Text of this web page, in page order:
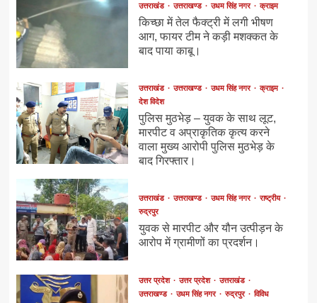
उत्तराखंड उत्तराखण्ड उधम सिंह नगर क्राइम
किच्छा में तेल फैक्ट्री में लगी भीषण
आग, फायर टीम ने कड़ी मशक्कत के
बाद पाया काबू।
उत्तराखंड उत्तराखण्ड उधम सिंह नगर
क्राइम
देश विदेश
पुलिस मुठभेड़ – युवक के साथ लूट,
मारपीट व अप्राकृतिक कृत्य करने
वाला मुख्य आरोपी पुलिस मुठभेड़ के
बाद गिरफ्तार।
उत्तराखंड उत्तराखण्ड उधम सिंह नगर
राष्ट्रीय
रुद्रपुर
युवक से मारपीट और यौन उत्पीड़न के
आरोप में ग्रामीणों का प्रदर्शन।
उत्तर प्रदेश उत्तर प्रदेश
उत्तराखंड
उत्तराखण्ड
उधम सिंह नगर रुद्रपुर विविध